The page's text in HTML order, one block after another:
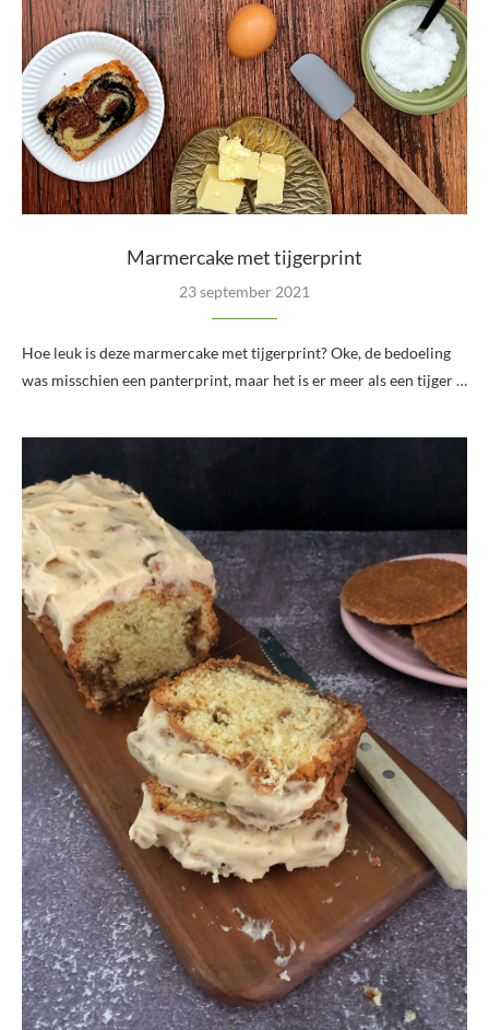
Marmercake met tijgerprint
23 september 2021
Hoe leuk is deze marmercake met tijgerprint? Oke, de bedoeling
was misschien een panterprint, maar het is er meer als een tijger …